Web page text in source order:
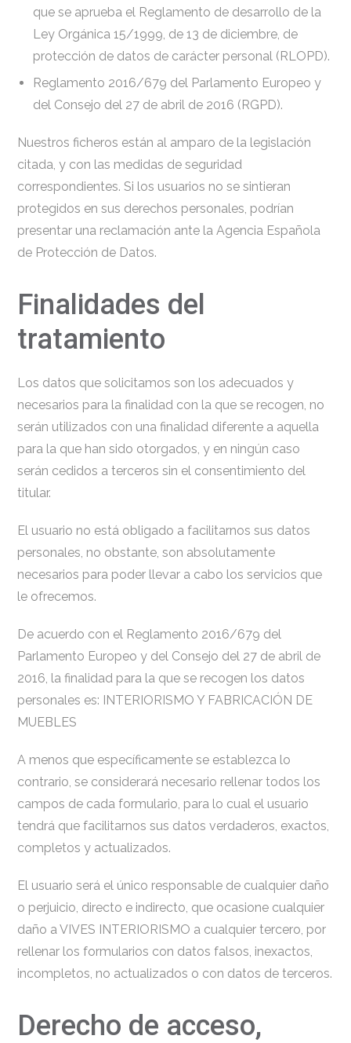
que se aprueba el Reglamento de desarrollo de la
Ley Orgánica 15/1999, de 13 de diciembre, de
protección de datos de carácter personal (RLOPD).
Reglamento 2016/679 del Parlamento Europeo y
del Consejo del 27 de abril de 2016 (RGPD).
Nuestros ficheros están al amparo de la legislación
citada, y con las medidas de seguridad
correspondientes. Si los usuarios no se sintieran
protegidos en sus derechos personales, podrían
presentar una reclamación ante la Agencia Española
de Protección de Datos.
Finalidades del
tratamiento
Los datos que solicitamos son los adecuados y
necesarios para la finalidad con la que se recogen, no
serán utilizados con una finalidad diferente a aquella
para la que han sido otorgados, y en ningún caso
serán cedidos a terceros sin el consentimiento del
titular.
El usuario no está obligado a facilitarnos sus datos
personales, no obstante, son absolutamente
necesarios para poder llevar a cabo los servicios que
le ofrecemos.
De acuerdo con el Reglamento 2016/679 del
Parlamento Europeo y del Consejo del 27 de abril de
2016, la finalidad para la que se recogen los datos
personales es: INTERIORISMO Y FABRICACIÓN DE
MUEBLES
A menos que específicamente se establezca lo
contrario, se considerará necesario rellenar todos los
campos de cada formulario, para lo cual el usuario
tendrá que facilitarnos sus datos verdaderos, exactos,
completos y actualizados.
El usuario será el único responsable de cualquier daño
o perjuicio, directo e indirecto, que ocasione cualquier
daño a VIVES INTERIORISMO a cualquier tercero, por
rellenar los formularios con datos falsos, inexactos,
incompletos, no actualizados o con datos de terceros.
Derecho de acceso,